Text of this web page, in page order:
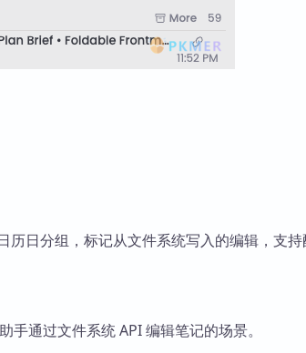
历日分组，标记从文件系统写入的编辑，支
通过文件系统 API 编辑笔记的场景。